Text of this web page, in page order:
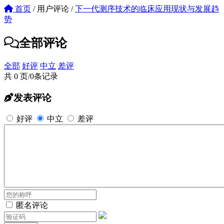
首页 /用户评论 / 下一代测序技术的临床应用现状与发展趋
势
全部评论
全部 好评 中立 差评
共 0 页/0条记录
发表评论
好评 中立 差评
匿名评论